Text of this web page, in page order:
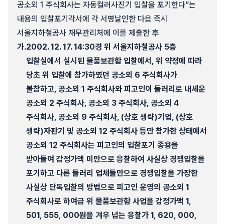
공소외 1 주식회사는 자동컬러사진기 입찰을 포기한다”는
내용의 입찰포기각서에 각 서명날인한 다음 즉시
서울지하철공사 재무관리처에 이를 제출한 후
가.2002. 12. 17. 14:30경 위 서울지하철공사 5층
입찰실에서 실시된 물품보관함 입찰에서, 위 약정에 따라
당초 위 입찰에 참가하였던 공소외 6 주식회사가
불참하고, 공소외 1 주식회사와 피고인이 들러리로 내세운
공소외 2 주식회사, 공소외 3 주식회사, 공소외 4
주식회사, 공소외 9 주식회사, (상호 생략)기업, (상호
생략)자판기 및 공소외 12 주식회사 등만 참가한 상태에서
공소외 12 주식회사는 피고인의 입찰포기 종용을
받아들여 감정가액 미만으로 응찰하여 사실상 경쟁입찰을
포기하고 다른 들러리 업체들만으로 경쟁입찰을 가장한
사실상 단독입찰의 방법으로 피고인 운영의 공소외 1
주식회사로 하여금 위 물품보관함 사업을 감정가액 1,
501, 555, 000원을 겨우 넘는 응찰가 1, 620, 000,